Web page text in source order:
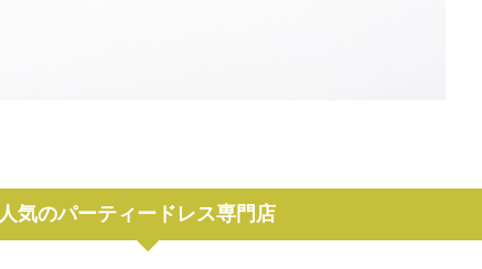
人気のパーティードレス専門店